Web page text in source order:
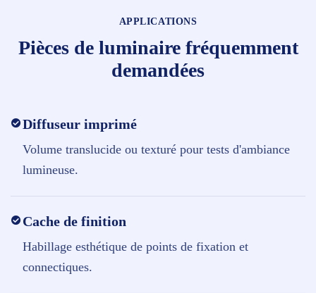
APPLICATIONS
Pièces de luminaire fréquemment
demandées
Diffuseur imprimé
Volume translucide ou texturé pour tests d'ambiance
lumineuse.
Cache de finition
Habillage esthétique de points de fixation et
connectiques.